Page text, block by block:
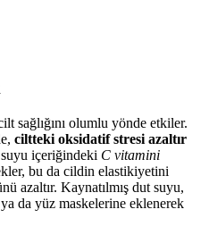
sağlığını olumlu yönde etkiler.
ciltteki oksidatif stresi azaltır
içeriğindeki C vitamini
bu da cildin elastikiyetini
azaltır. Kaynatılmış dut suyu,
da yüz maskelerine eklenerek